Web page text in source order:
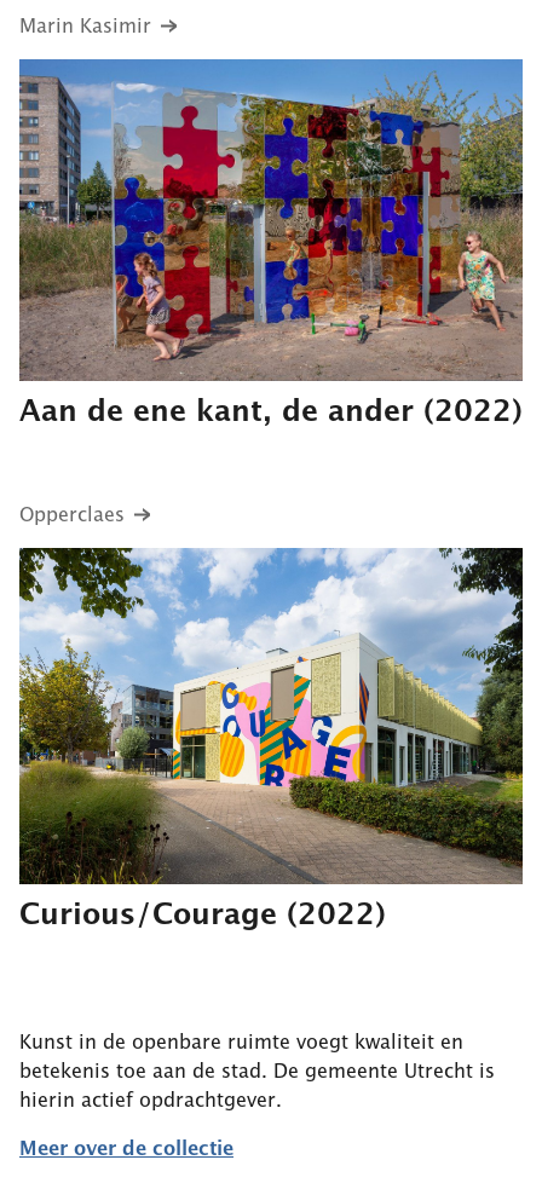
Marin Kasimir
Aan de ene kant, de ander (2022)
Opperclaes
Curious/Courage (2022)
Kunst in de openbare ruimte voegt kwaliteit en
betekenis toe aan de stad. De gemeente Utrecht is
hierin actief opdrachtgever.
Meer over de collectie